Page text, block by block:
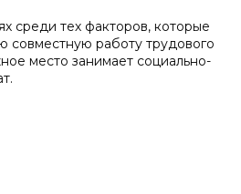
среди тех факторов, которые
совместную работу трудового
место занимает социально-